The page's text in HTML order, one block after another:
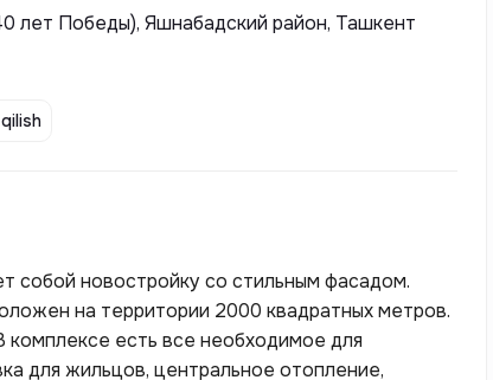
лет Победы), Яшнабадский район, Ташкент
собой новостройку со стильным фасадом.
на территории 2000 квадратных метров.
есть все необходимое для
для жильцов, центральное отопление,